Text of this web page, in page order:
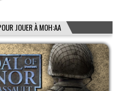
JOUER À MOH:AA